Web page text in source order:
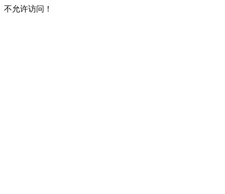
不允许访问！